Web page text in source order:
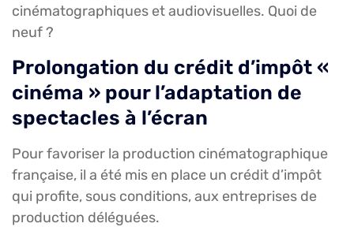
cinématographiques et audiovisuelles. Quoi de
neuf ?
Prolongation du crédit d’impôt «
cinéma » pour l’adaptation de
spectacles à l’écran
Pour favoriser la production cinématographique
française, il a été mis en place un crédit d’impôt
qui profite, sous conditions, aux entreprises de
production déléguées.